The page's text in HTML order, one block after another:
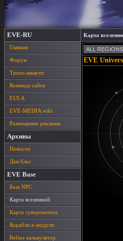
EVE-RU
Главная
Форум
Триал аккаунт
Команда сайта
EULA
EVE-MEDIA wiki
Размещение рекламы
Архивы
Новости
Дев блог
EVE Base
База NPC
Карта вселенной
Карта суверенитета
Корабли и модули
Refine калькулятор
Карта
EVE